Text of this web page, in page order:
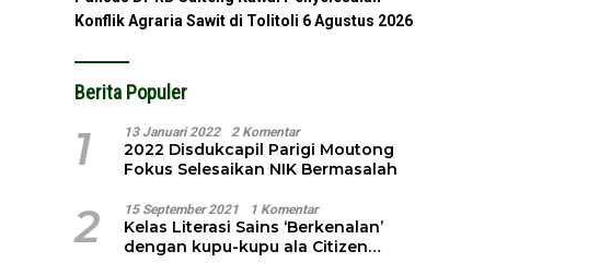
Konflik Agraria Sawit di Tolitoli 6 Agustus 2026
Berita Populer
1 13 Januari 2022 2 Komentar
2022 Disdukcapil Parigi Moutong
Fokus Selesaikan NIK Bermasalah
2 15 September 2021 1 Komentar
Kelas Literasi Sains ‘Berkenalan’
dengan kupu-kupu ala Citizen